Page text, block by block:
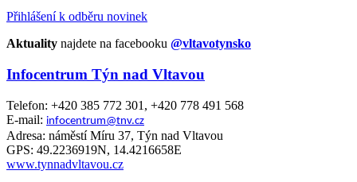
Přihlášení k odběru novinek
Aktuality najdete na facebooku @vltavotynsko
Infocentrum Týn nad Vltavou
Telefon: +420 385 772 301, +420 778 491 568
E-mail: infocentrum@tnv.cz
Adresa: náměstí Míru 37, Týn nad Vltavou
GPS: 49.2236919N, 14.4216658E
www.tynnadvltavou.cz